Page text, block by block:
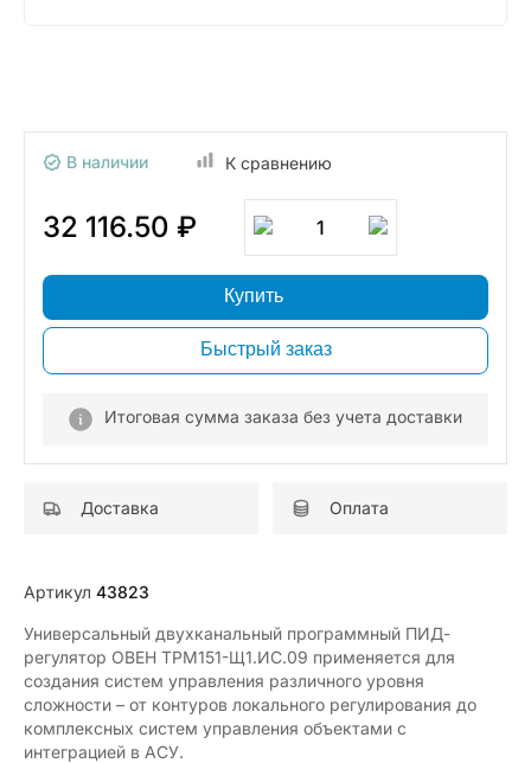
В наличии К сравнению
32 116.50 ₽ 1
Купить
Быстрый заказ
Итоговая сумма заказа без учета доставки
Доставка Оплата
Артикул 43823
Универсальный двухканальный программный ПИД-
регулятор ОВЕН ТРМ151-Щ1.ИС.09 применяется для
создания систем управления различного уровня
сложности – от контуров локального регулирования до
комплексных систем управления объектами с
интеграцией в АСУ.